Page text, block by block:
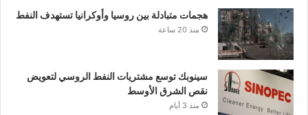
هجمات متبادلة بين روسيا وأوكرانيا تستهدف النفط
منذ 20 ساعة
سينوبك توسع مشتريات النفط الروسي لتعويض
نقص الشرق الأوسط
منذ 3 أيام